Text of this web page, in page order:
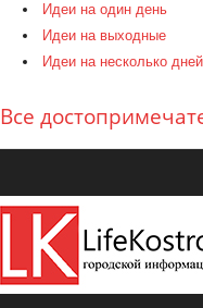
Идеи на один день
Идеи на выходные
Идеи на несколько дней
Все